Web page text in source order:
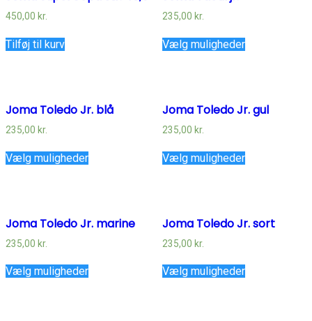
450,00 kr.
Tilføj til kurv
235,00 kr.
Vælg muligheder
Joma Toledo Jr. blå
235,00 kr.
Vælg muligheder
Joma Toledo Jr. gul
235,00 kr.
Vælg muligheder
Joma Toledo Jr. marine
235,00 kr.
Vælg muligheder
Joma Toledo Jr. sort
235,00 kr.
Vælg muligheder